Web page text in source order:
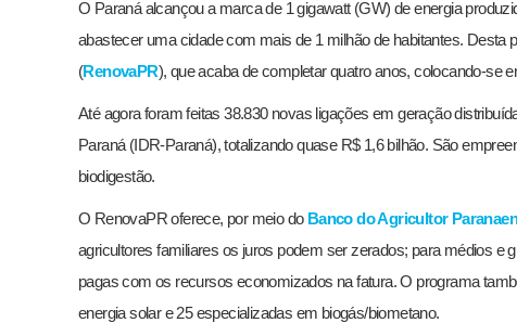
O Paraná alcançou a marca de 1 gigawatt (GW) de energia
abastecer uma cidade com mais de 1 milhão de habitantes.
(RenovaPR), que acaba de completar quatro anos, colocando-se
Até agora foram feitas 38.830 novas ligações em geração
Paraná (IDR-Paraná), totalizando quase R$ 1,6 bilhão. São
biodigestão.
O RenovaPR oferece, por meio do Banco do Agricultor
agricultores familiares os juros podem ser zerados; para médios
pagas com os recursos economizados na fatura. O programa
energia solar e 25 especializadas em biogás/biometano.